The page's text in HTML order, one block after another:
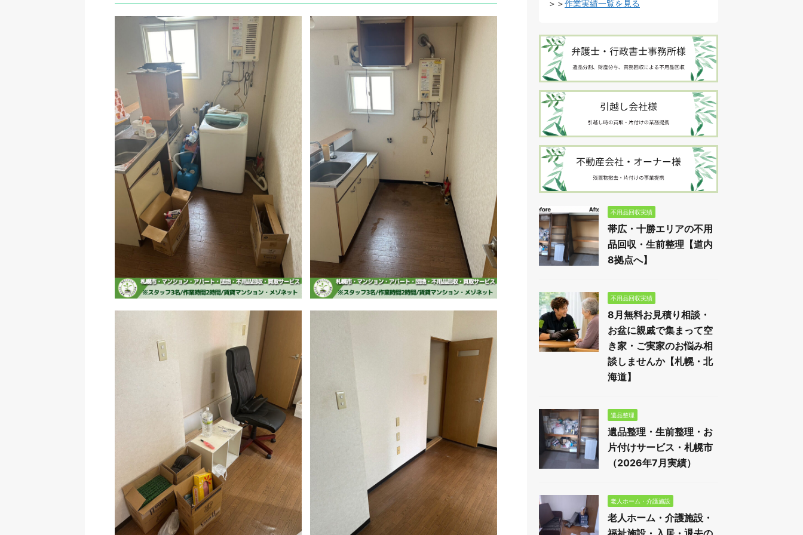
＞＞作業実績一覧を見る
不用品回収実績
帯広・十勝エリアの不用
品回収・生前整理【道内
8拠点へ】
不用品回収実績
8月無料お見積り相談・
お盆に親戚で集まって空
き家・ご実家のお悩み相
談しませんか【札幌・北
海道】
遺品整理
遺品整理・生前整理・お
片付けサービス・札幌市
（2026年7月実績）
老人ホーム・介護施設
老人ホーム・介護施設・